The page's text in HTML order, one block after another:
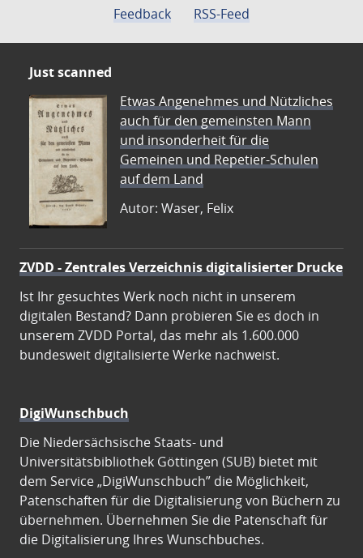
Feedback
RSS-Feed
Just scanned
Etwas Angenehmes und Nützliches
auch für den gemeinsten Mann
und insonderheit für die
Gemeinen und Repetier-Schulen
auf dem Land
Autor: Waser, Felix
ZVDD - Zentrales Verzeichnis digitalisierter Drucke
Ist Ihr gesuchtes Werk noch nicht in unserem
digitalen Bestand? Dann probieren Sie es doch in
unserem ZVDD Portal, das mehr als 1.600.000
bundesweit digitalisierte Werke nachweist.
DigiWunschbuch
Die Niedersächsische Staats- und
Universitätsbibliothek Göttingen (SUB) bietet mit
dem Service „DigiWunschbuch” die Möglichkeit,
Patenschaften für die Digitalisierung von Büchern zu
übernehmen. Übernehmen Sie die Patenschaft für
die Digitalisierung Ihres Wunschbuches.